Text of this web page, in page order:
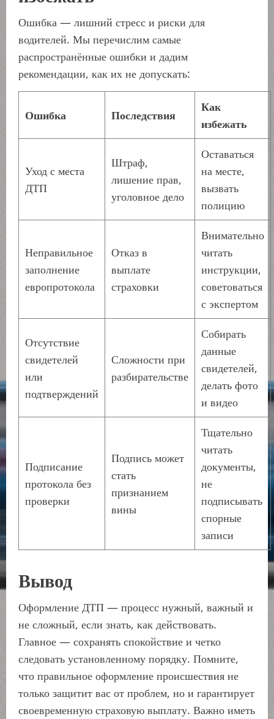
Ошибка — лишний стресс и риски для
водителей. Мы перечислим самые
распространённые ошибки и дадим
рекомендации, как их не допускать:
Ошибка Последствия
Как
избежать
Уход с места
ДТП
Штраф,
лишение прав,
уголовное дело
Оставаться
на месте,
вызвать
полицию
Неправильное
заполнение
европротокола
Отказ в
выплате
страховки
Внимательно
читать
инструкции,
советоваться
с экспертом
Отсутствие
свидетелей
или
подтверждений
Сложности при
разбирательстве
Собирать
данные
свидетелей,
делать фото
и видео
Подписание
протокола без
проверки
Подпись может
стать
признанием
вины
Тщательно
читать
документы,
не
подписывать
спорные
записи
Вывод
Оформление ДТП — процесс нужный, важный и
не сложный, если знать, как действовать.
Главное — сохранять спокойствие и четко
следовать установленному порядку. Помните,
что правильное оформление происшествия не
только защитит вас от проблем, но и гарантирует
своевременную страховую выплату. Важно иметь